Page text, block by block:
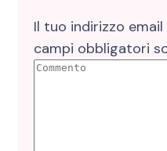
Il tuo indirizzo
campi obbligatori